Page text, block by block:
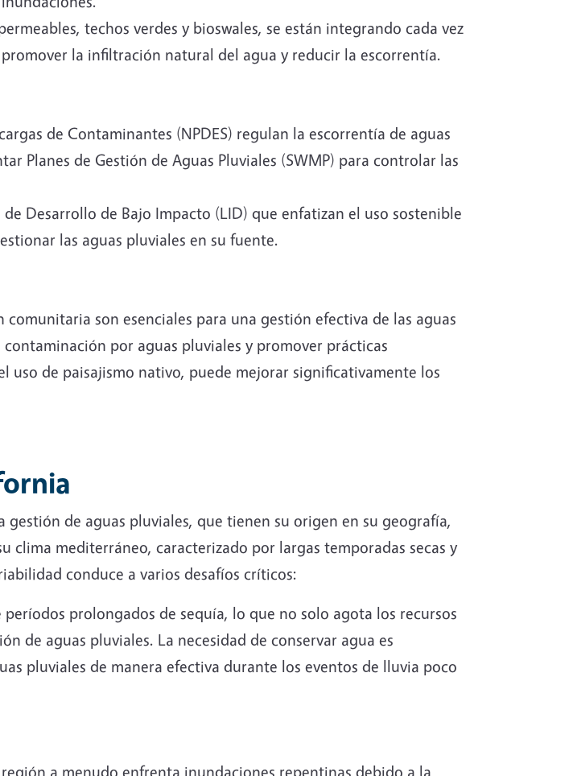
techos verdes y bioswales, se están integrando cada vez
la infiltración natural del agua y reducir la escorrentía.
de Contaminantes (NPDES) regulan la escorrentía de aguas
Planes de Gestión de Aguas Pluviales (SWMP) para controlar las
Desarrollo de Bajo Impacto (LID) que enfatizan el uso sostenible
las aguas pluviales en su fuente.
son esenciales para una gestión efectiva de las aguas
por aguas pluviales y promover prácticas
uso de paisajismo nativo, puede mejorar significativamente los
de aguas pluviales, que tienen su origen en su geografía,
clima mediterráneo, caracterizado por largas temporadas secas y
conduce a varios desafíos críticos:
prolongados de sequía, lo que no solo agota los recursos
de aguas pluviales. La necesidad de conservar agua es
pluviales de manera efectiva durante los eventos de lluvia poco
a menudo enfrenta inundaciones repentinas debido a la